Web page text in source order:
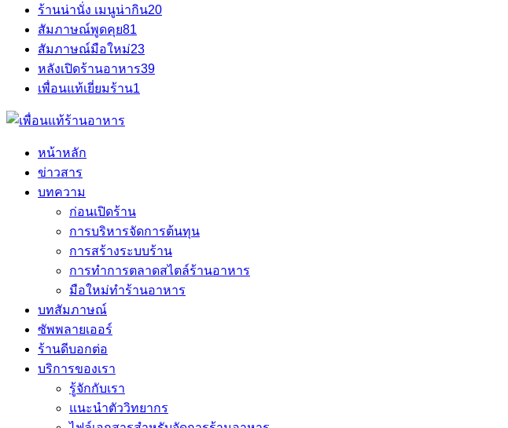
ร้านน่านั่ง เมนูน่ากิน20
สัมภาษณ์พูดคุย81
สัมภาษณ์มือใหม่23
หลังเปิดร้านอาหาร39
เพื่อนแท้เยี่ยมร้าน1
หน้าหลัก
ข่าวสาร
บทความ
ก่อนเปิดร้าน
การบริหารจัดการต้นทุน
การสร้างระบบร้าน
การทำการตลาดสไตล์ร้านอาหาร
มือใหม่ทำร้านอาหาร
บทสัมภาษณ์
ซัพพลายเออร์
ร้านดีบอกต่อ
บริการของเรา
รู้จักกับเรา
แนะนำตัววิทยากร